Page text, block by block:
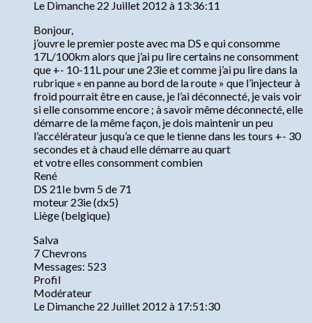
Le Dimanche 22 Juillet 2012 à 13:36:11
Bonjour,
j’ouvre le premier poste avec ma DS e qui consomme
17L/100km alors que j’ai pu lire certains ne consomment
que +- 10-11L pour une 23ie et comme j’ai pu lire dans la
rubrique « en panne au bord de la route » que l’injecteur à
froid pourrait être en cause, je l’ai déconnecté, je vais voir
si elle consomme encore ; à savoir même déconnecté, elle
démarre de la même façon, je dois maintenir un peu
l’accélérateur jusqu’a ce que le tienne dans les tours +- 30
secondes et à chaud elle démarre au quart
et votre elles consomment combien
René
DS 21Ie bvm 5 de 71
moteur 23ie (dx5)
Liège (belgique)
Salva
7 Chevrons
Messages: 523
Profil
Modérateur
Le Dimanche 22 Juillet 2012 à 17:51:30